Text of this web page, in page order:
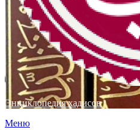
Энциклопедия хадисов
Перейти
Меню